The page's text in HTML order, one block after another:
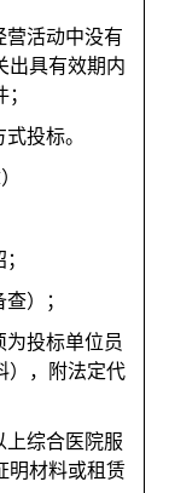
营活动中没有
出具有效期内
投标。
）；
为投标单位员
），附法定代
上综合医院服
明材料或租赁